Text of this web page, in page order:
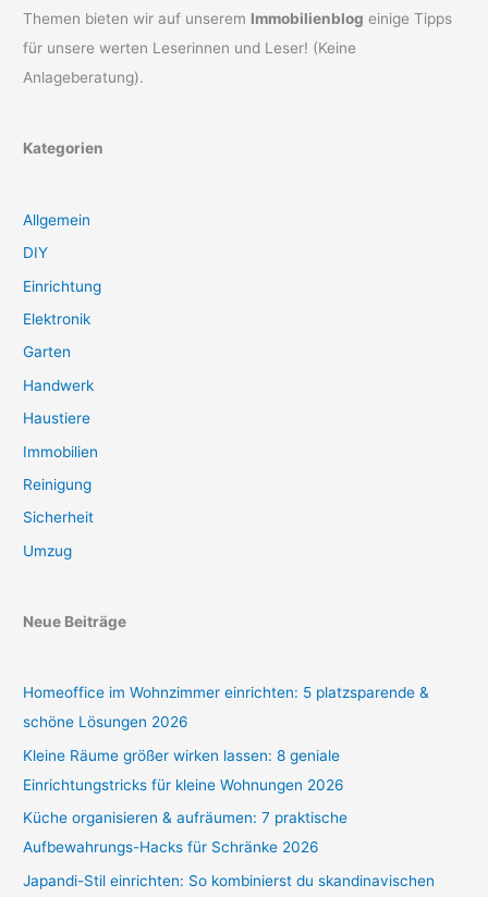
Themen bieten wir auf unserem Immobilienblog einige Tipps
für unsere werten Leserinnen und Leser! (Keine
Anlageberatung).
Kategorien
Allgemein
DIY
Einrichtung
Elektronik
Garten
Handwerk
Haustiere
Immobilien
Reinigung
Sicherheit
Umzug
Neue Beiträge
Homeoffice im Wohnzimmer einrichten: 5 platzsparende &
schöne Lösungen 2026
Kleine Räume größer wirken lassen: 8 geniale
Einrichtungstricks für kleine Wohnungen 2026
Küche organisieren & aufräumen: 7 praktische
Aufbewahrungs-Hacks für Schränke 2026
Japandi-Stil einrichten: So kombinierst du skandinavischen